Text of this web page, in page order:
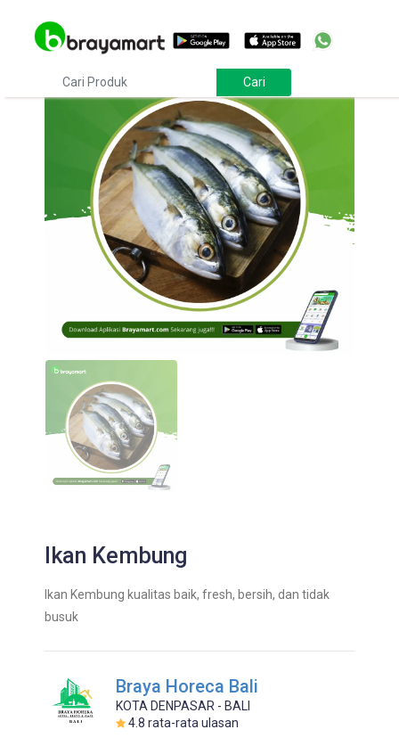
Ikan Kembung
Ikan Kembung kualitas baik, fresh, bersih, dan tidak
busuk
Braya Horeca Bali
KOTA DENPASAR - BALI
4.8 rata-rata ulasan